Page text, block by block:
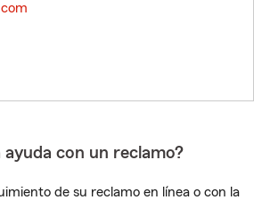
ayuda con un reclamo?
de su reclamo en línea o con la